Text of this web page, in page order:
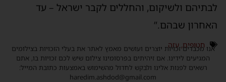
לבתיהם ולשיקום, והחללים לקבר ישראל – עד
האחרון שבהם.”
חטופים, עזה
אנו מכבדים זכויות יוצרים ועושים מאמץ לאתר את בעלי הזכויות בצילומים
המגיעים לידינו. אם זיהיתים בפרסומינו צילום שיש לכם זכויות בו, אתם
רשאים לפנות אלינו ולבקש לחדול מהשימוש באמצעות כתובת המייל:
haredim.ashdod@gmail.com